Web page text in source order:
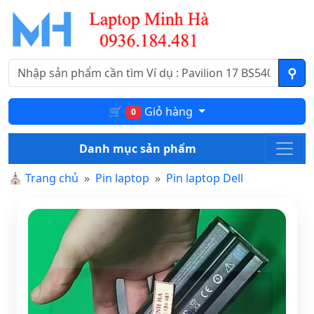
🛒 0 Giỏ hàng
Danh mục sản phẩm
⛪ Trang chủ Pin laptop Pin laptop Dell